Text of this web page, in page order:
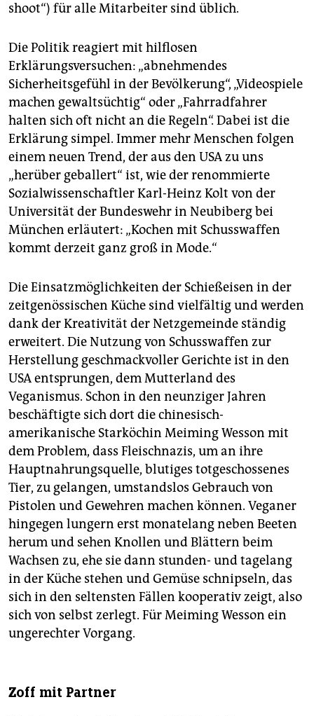
shoot“) für alle Mitarbeiter sind üblich.
Die Politik reagiert mit hilflosen
Erklärungsversuchen: „abnehmendes
Sicherheitsgefühl in der Bevölkerung“, „Videospiele
machen gewaltsüchtig“ oder „Fahrradfahrer
halten sich oft nicht an die Regeln“. Dabei ist die
Erklärung simpel. Immer mehr Menschen folgen
einem neuen Trend, der aus den USA zu uns
„herüber geballert“ ist, wie der renommierte
Sozialwissenschaftler Karl-Heinz Kolt von der
Universität der Bundeswehr in Neubiberg bei
München erläutert: „Kochen mit Schusswaffen
kommt derzeit ganz groß in Mode.“
Die Einsatzmöglichkeiten der Schießeisen in der
zeitgenössischen Küche sind vielfältig und werden
dank der Kreativität der Netzgemeinde ständig
erweitert. Die Nutzung von Schusswaffen zur
Herstellung geschmackvoller Gerichte ist in den
USA entsprungen, dem Mutterland des
Veganismus. Schon in den neunziger Jahren
beschäftigte sich dort die chinesisch-
amerikanische Starköchin Meiming Wesson mit
dem Problem, dass Fleischnazis, um an ihre
Hauptnahrungsquelle, blutiges totgeschossenes
Tier, zu gelangen, umstandslos Gebrauch von
Pistolen und Gewehren machen können. Veganer
hingegen lungern erst monatelang neben Beeten
herum und sehen Knollen und Blättern beim
Wachsen zu, ehe sie dann stunden- und tagelang
in der Küche stehen und Gemüse schnipseln, das
sich in den seltensten Fällen kooperativ zeigt, also
sich von selbst zerlegt. Für Meiming Wesson ein
ungerechter Vorgang.
Zoff mit Partner